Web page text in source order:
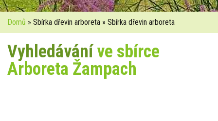
Domů » Sbírka dřevin arboreta » Sbírka dřevin arboreta
Vyhledáváníve sbírce
Arboreta Žampach